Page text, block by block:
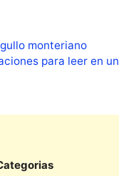
monteriano
para leer en un